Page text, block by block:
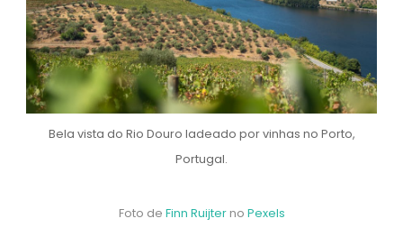
Bela vista do Rio Douro ladeado por vinhas no Porto,
Portugal.
Foto de Finn Ruijterno Pexels